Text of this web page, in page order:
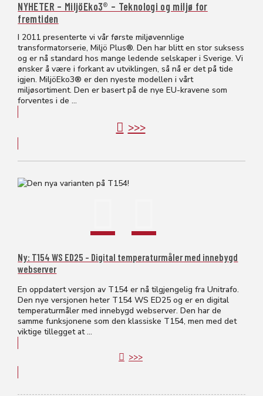
NYHETER – MiljöEko3® – Teknologi og miljø for
fremtiden
I 2011 presenterte vi vår første miljøvennlige
transformatorserie, Miljö Plus®. Den har blitt en stor suksess
og er nå standard hos mange ledende selskaper i Sverige. Vi
ønsker å være i forkant av utviklingen, så nå er det på tide
igjen. MiljöEko3® er den nyeste modellen i vårt
miljøsortiment. Den er basert på de nye EU-kravene som
forventes i de ...
>>>
Ny: T154 WS ED25 – Digital temperaturmåler med innebygd
webserver
En oppdatert versjon av T154 er nå tilgjengelig fra Unitrafo.
Den nye versjonen heter T154 WS ED25 og er en digital
temperaturmåler med innebygd webserver. Den har de
samme funksjonene som den klassiske T154, men med det
viktige tillegget at ...
>>>